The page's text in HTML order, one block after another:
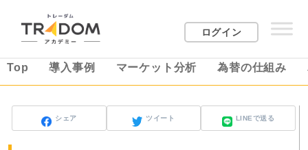
ログイン
Top 導入事例 マーケット分析 為替の仕組み
シェア ツイート LINEで送る